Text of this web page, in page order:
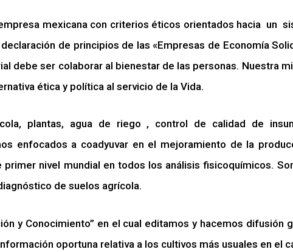
mexicana con criterios éticos orientados hacia
de principios de las «Empresas de Economía
debe ser colaborar al bienestar de las personas. Nuestra
ética y política al servicio de la Vida.
plantas, agua de riego , control de calidad de
enfocados a coadyuvar en el mejoramiento de la
nivel mundial en todos los análisis fisicoquímicos.
de suelos agrícola.
y Conocimiento” en el cual editamos y hacemos difusión
oportuna relativa a los cultivos más usuales en el